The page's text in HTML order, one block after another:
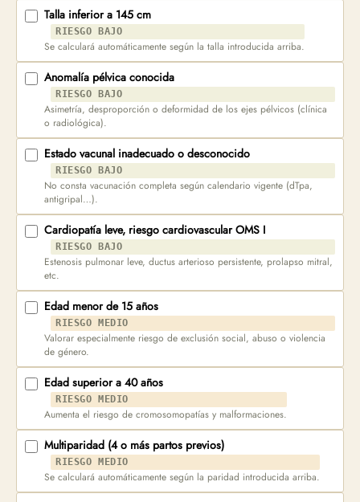
Talla inferior a 145 cm
RIESGO BAJO
Se calculará automáticamente según la talla introducida arriba.
Anomalía pélvica conocida
RIESGO BAJO
Asimetría, desproporción o deformidad de los ejes pélvicos (clínica
o radiológica).
Estado vacunal inadecuado o desconocido
RIESGO BAJO
No consta vacunación completa según calendario vigente (dTpa,
antigripal…).
Cardiopatía leve, riesgo cardiovascular OMS I
RIESGO BAJO
Estenosis pulmonar leve, ductus arterioso persistente, prolapso mitral,
etc.
Edad menor de 15 años
RIESGO MEDIO
Valorar especialmente riesgo de exclusión social, abuso o violencia
de género.
Edad superior a 40 años
RIESGO MEDIO
Aumenta el riesgo de cromosomopatías y malformaciones.
Multiparidad (4 o más partos previos)
RIESGO MEDIO
Se calculará automáticamente según la paridad introducida arriba.